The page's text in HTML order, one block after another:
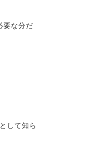
要な分だ
して知ら